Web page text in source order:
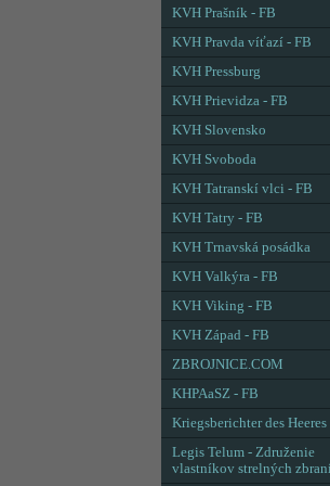
KVH Prašník - FB
KVH Pravda víťazí - FB
KVH Pressburg
KVH Prievidza - FB
KVH Slovensko
KVH Svoboda
KVH Tatranskí vlci - FB
KVH Tatry - FB
KVH Trnavská posádka
KVH Valkýra - FB
KVH Viking - FB
KVH Západ - FB
ZBROJNICE.COM
KHPAaSZ - FB
Kriegsberichter des Heeres
Legis Telum - Združenie
vlastníkov strelných